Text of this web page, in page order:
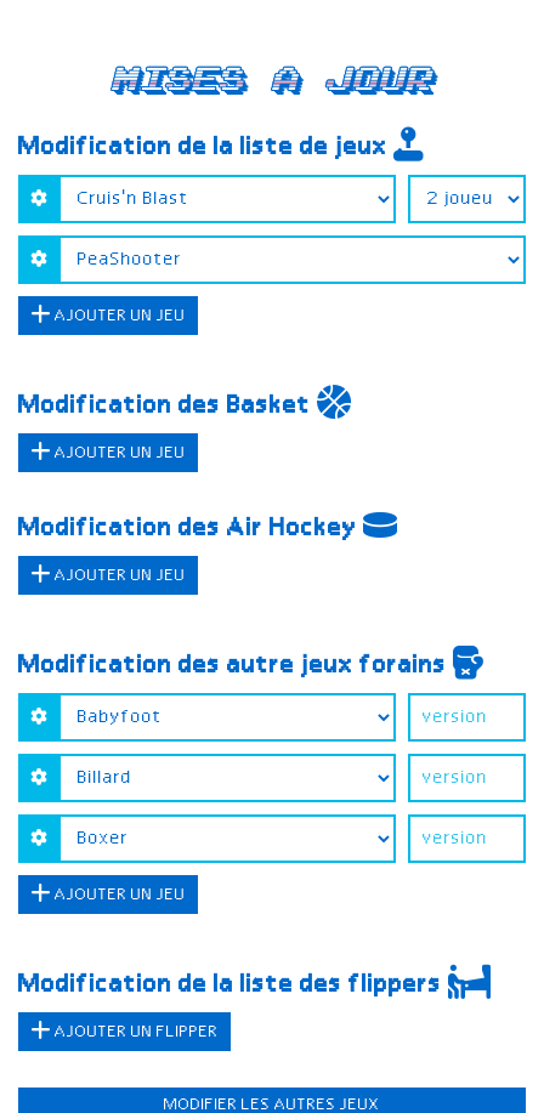
Mises a jour
Modification de la liste de jeux
AJOUTER UN JEU
Modification des Basket
AJOUTER UN JEU
Modification des Air Hockey
AJOUTER UN JEU
Modification des autre jeux forains
AJOUTER UN JEU
Modification de la liste des flippers
AJOUTER UN FLIPPER
MODIFIER LES AUTRES JEUX